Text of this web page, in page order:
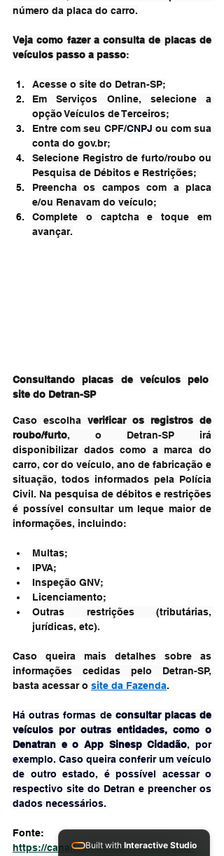
número da placa do carro.
Veja como fazer a consulta de placas de
veículos passo a passo:
Acesse o site do Detran-SP;
Em Serviços Online, selecione a
opção Veículos de Terceiros;
Entre com seu CPF/CNPJ ou com sua
conta do gov.br;
Selecione Registro de furto/roubo ou
Pesquisa de Débitos e Restrições;
Preencha os campos com a placa
e/ou Renavam do veículo;
Complete o captcha e toque em
avançar.
Consultando placas de veículos pelo
site do Detran-SP
Caso escolha verificar os registros de
roubo/furto, o Detran-SP irá
disponibilizar dados como a marca do
carro, cor do veículo, ano de fabricação e
situação, todos informados pela Polícia
Civil. Na pesquisa de débitos e restrições
é possível consultar um leque maior de
informações, incluindo:
Multas;
IPVA;
Inspeção GNV;
Licenciamento;
Outras restrições (tributárias,
jurídicas, etc).
Caso queira mais detalhes sobre as
informações cedidas pelo Detran-SP,
basta acessar o site da Fazenda.
Há outras formas de consultar placas de
veículos por outras entidades, como o
Denatran e o App Sinesp Cidadão, por
exemplo. Caso queira conferir um veículo
de outro estado, é possível acessar o
respectivo site do Detran e preencher os
dados necessários.
https://canaltech.com.br/carros/como-
Built with Interactive Studio